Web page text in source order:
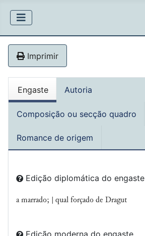
Imprimir
Engaste Autoria
Composição ou secção quadro
Romance de origem
Edição diplomática do engaste
a marrado; | qual forçado de Dragut
Edição moderna do engaste